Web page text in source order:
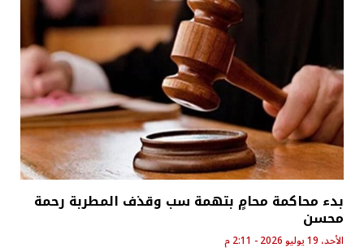
بدء محاكمة محامٍ بتهمة سب وقذف المطربة رحمة
محسن
الأحد، 19 يوليو 2026 - 2:11 م